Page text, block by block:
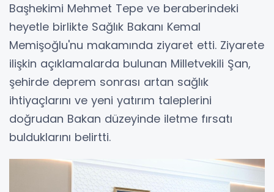
Başhekimi Mehmet Tepe ve beraberindeki
heyetle birlikte Sağlık Bakanı Kemal
Memişoğlu'nu makamında ziyaret etti. Ziyarete
ilişkin açıklamalarda bulunan Milletvekili Şan,
şehirde deprem sonrası artan sağlık
ihtiyaçlarını ve yeni yatırım taleplerini
doğrudan Bakan düzeyinde iletme fırsatı
bulduklarını belirtti.